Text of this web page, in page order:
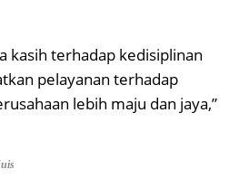
kasih terhadap kedisiplinan
pelayanan terhadap
lebih maju dan jaya,”